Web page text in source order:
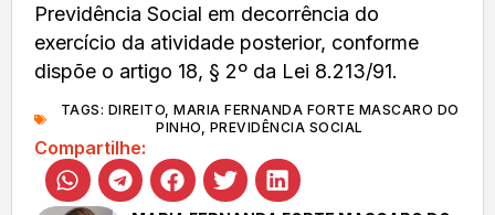
Previdência Social em decorrência do
exercício da atividade posterior, conforme
dispõe o artigo 18, § 2º da Lei 8.213/91.
TAGS: DIREITO, MARIA FERNANDA FORTE MASCARO DO
PINHO, PREVIDÊNCIA SOCIAL
Compartilhe: